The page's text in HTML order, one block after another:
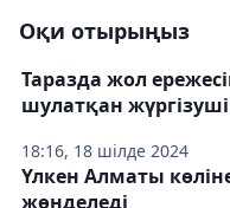
Оқи отырыңыз
18:16, 18 шілде 2024
Таразда жол
шулатқан
Үлкен Алматы
жөнделеді